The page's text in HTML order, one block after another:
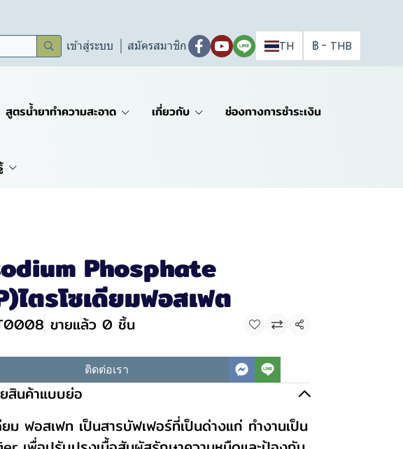
เข้าสู่ระบบ สมัครสมาชิก TH ฿ - THB
สูตรน้ำยาทำความสะอาด เกี่ยวกับ ช่องทางการชำระเงิน
Phosphate
ไตรโซเดียมฟอสเฟต
ขายแล้ว 0 ชิ้น แชร์
ติดต่อเรา
สินค้าแบบย่อ
ยม ฟอสเฟท เป็นสารบัฟเฟอร์ที่เป็นด่างแก่ ทำงานเป็น